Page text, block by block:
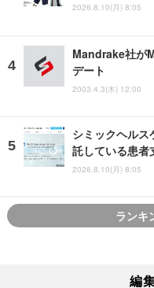
2026.8.10(月) 8:05
Mandrake社が
デート
2003.4.3(木) 12:00
シミックヘル
託している患者
2026.8.10(月) 8:05
ランキ
編